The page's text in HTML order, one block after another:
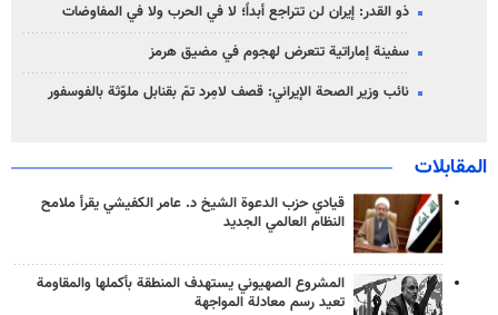
ذو القدر: إيران لن تتراجع أبداً؛ لا في الحرب ولا في المفاوضات
سفينة إماراتية تتعرض لهجوم في مضيق هرمز
نائب وزير الصحة الإيراني: قصف لامِرد تمّ بقنابل ملوّثة بالفوسفور
المقابلات
قيادي حزب الدعوة الشيخ د. عامر الكفيشي يقرأ ملامح
النظام العالمي الجديد
المشروع الصهيوني يستهدف المنطقة بأكملها والمقاومة
تعيد رسم معادلة المواجهة